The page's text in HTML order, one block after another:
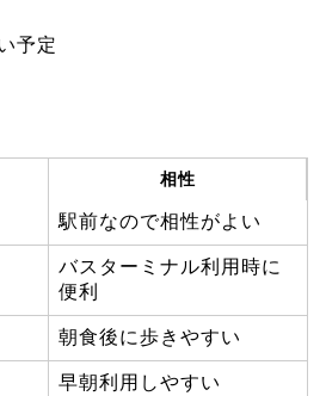
予定
相性
駅前なので相性がよい
バスターミナル利用時に
便利
朝食後に歩きやすい
早朝利用しやすい